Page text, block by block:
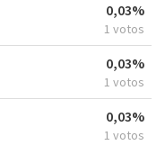
0,03%
1 votos
0,03%
1 votos
0,03%
1 votos